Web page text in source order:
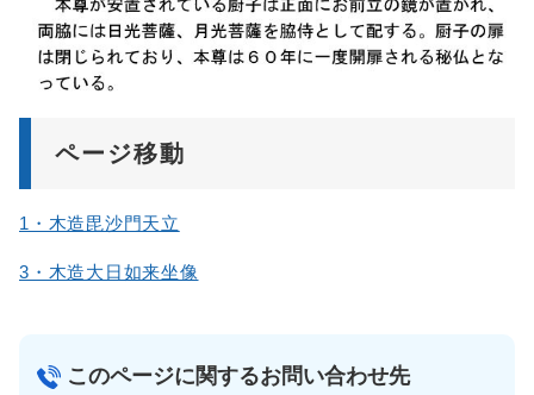
ページ移動
1・木造毘沙門天立
3・木造大日如来坐像
このページに関するお問い合わせ先